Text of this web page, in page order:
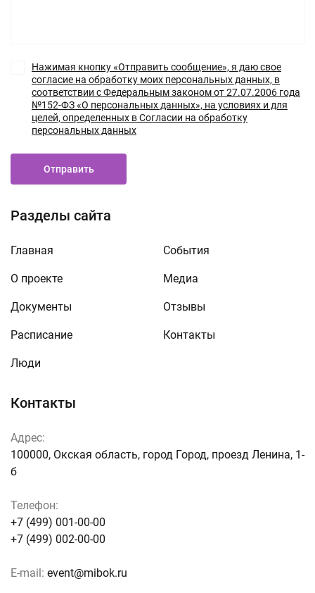
Контакты
Адрес:
100000, Окская область, город Город, проезд Ленина, 1-
б
Телефон:
+7 (499) 001-00-00
+7 (499) 002-00-00
E-mail: event@mibok.ru
Разделы сайта
Главная
О проекте
Документы
Расписание
Люди
События
Медиа
Отзывы
Контакты
Нажимая кнопку «Отправить сообщение», я даю свое
согласие на обработку моих персональных данных, в
соответствии с Федеральным законом от 27.07.2006 года
№152-ФЗ «О персональных данных», на условиях и для
целей, определенных в Согласии на обработку
персональных данных
Отправить